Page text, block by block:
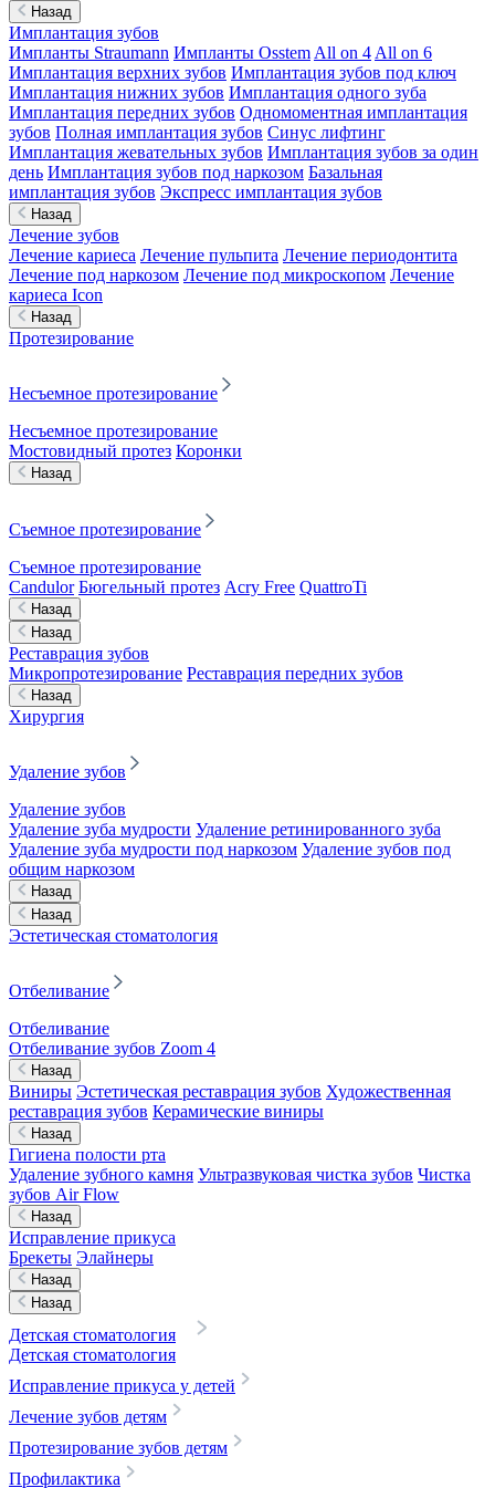
Назад
Имплантация зубов
Импланты Straumann Импланты Osstem All on 4 All on 6
Имплантация верхних зубов Имплантация зубов под ключ
Имплантация нижних зубов Имплантация одного зуба
Имплантация передних зубов Одномоментная имплантация
зубов Полная имплантация зубов Синус лифтинг
Имплантация жевательных зубов Имплантация зубов за один
день Имплантация зубов под наркозом Базальная
имплантация зубов Экспресс имплантация зубов
Назад
Лечение зубов
Лечение кариеса Лечение пульпита Лечение периодонтита
Лечение под наркозом Лечение под микроскопом Лечение
кариеса Icon
Назад
Протезирование
Несъемное протезирование
Несъемное протезирование
Мостовидный протез Коронки
Назад
Съемное протезирование
Съемное протезирование
Candulor Бюгельный протез Acry Free QuattroTi
Назад
Назад
Реставрация зубов
Микропротезирование Реставрация передних зубов
Назад
Хирургия
Удаление зубов
Удаление зубов
Удаление зуба мудрости Удаление ретинированного зуба
Удаление зуба мудрости под наркозом Удаление зубов под
общим наркозом
Назад
Назад
Эстетическая стоматология
Отбеливание
Отбеливание
Отбеливание зубов Zoom 4
Назад
Виниры Эстетическая реставрация зубов Художественная
реставрация зубов Керамические виниры
Назад
Гигиена полости рта
Удаление зубного камня Ультразвуковая чистка зубов Чистка
зубов Air Flow
Назад
Исправление прикуса
Брекеты Элайнеры
Назад
Назад
Детская стоматология
Детская стоматология
Исправление прикуса у детей
Лечение зубов детям
Протезирование зубов детям
Профилактика